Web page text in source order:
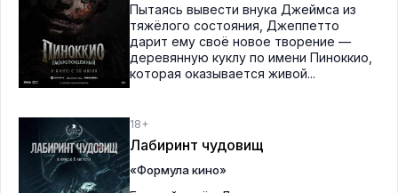
Пытаясь вывести внука Джеймса из
тяжёлого состояния, Джеппетто
дарит ему своё новое творение —
деревянную куклу по имени Пиноккио,
которая оказывается живой...
18+
Лабиринт чудовищ
«Формула кино»